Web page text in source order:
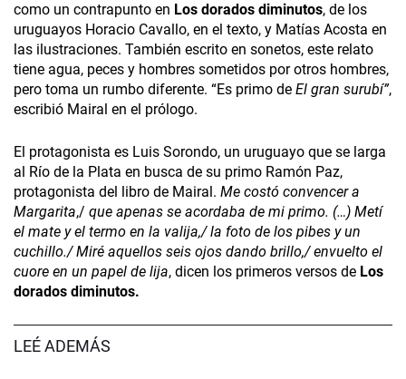
como un contrapunto en Los dorados diminutos, de los
uruguayos Horacio Cavallo, en el texto, y Matías Acosta en
las ilustraciones. También escrito en sonetos, este relato
tiene agua, peces y hombres sometidos por otros hombres,
pero toma un rumbo diferente. “Es primo de El gran surubí”,
escribió Mairal en el prólogo.
El protagonista es Luis Sorondo, un uruguayo que se larga
al Río de la Plata en busca de su primo Ramón Paz,
protagonista del libro de Mairal. Me costó convencer a
Margarita,/ que apenas se acordaba de mi primo. (…) Metí
el mate y el termo en la valija,/ la foto de los pibes y un
cuchillo./ Miré aquellos seis ojos dando brillo,/ envuelto el
cuore en un papel de lija, dicen los primeros versos de Los
dorados diminutos.
LEÉ ADEMÁS